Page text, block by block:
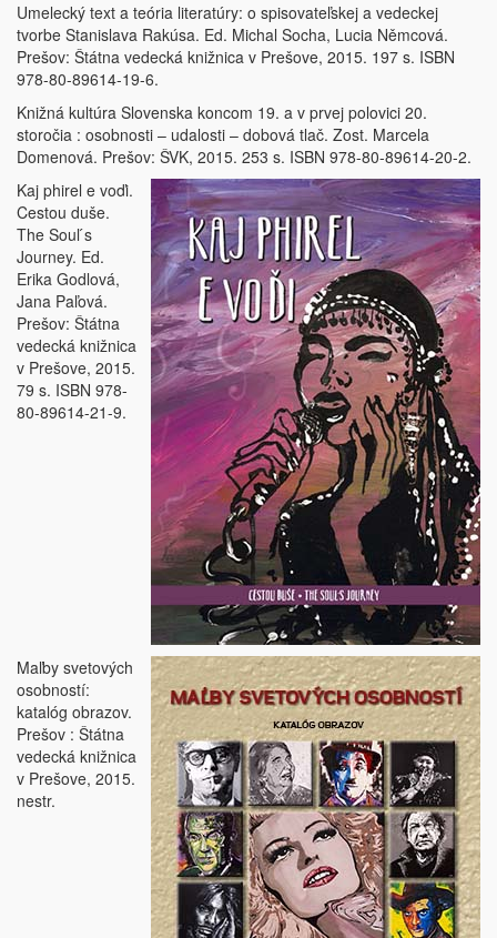
Umelecký text a teória literatúry: o spisovateľskej a vedeckej
tvorbe Stanislava Rakúsa. Ed. Michal Socha, Lucia Němcová.
Prešov: Štátna vedecká knižnica v Prešove, 2015. 197 s. ISBN
978-80-89614-19-6.
Knižná kultúra Slovenska koncom 19. a v prvej polovici 20.
storočia : osobnosti – udalosti – dobová tlač. Zost. Marcela
Domenová. Prešov: ŠVK, 2015. 253 s. ISBN 978-80-89614-20-2.
Kaj phirel e voďi.
Cestou duše.
The Soul ́s
Journey. Ed.
Erika Godlová,
Jana Paľová.
Prešov: Štátna
vedecká knižnica
v Prešove, 2015.
79 s. ISBN 978-
80-89614-21-9.
Maľby svetových
osobností:
katalóg obrazov.
Prešov : Štátna
vedecká knižnica
v Prešove, 2015.
nestr.